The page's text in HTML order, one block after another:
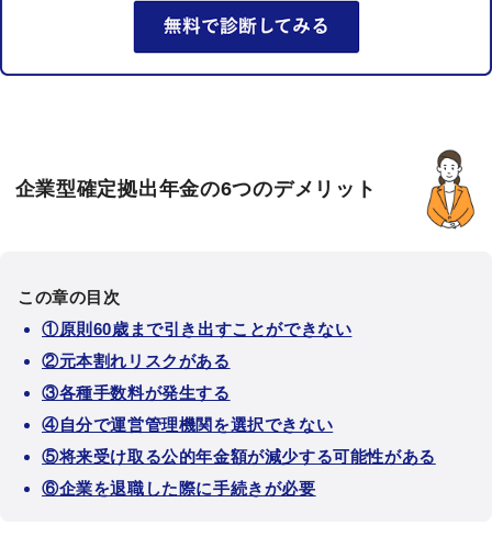
企業型確定拠出年金の6つのデメリット
この章の目次
①原則60歳まで引き出すことができない
②元本割れリスクがある
③各種手数料が発生する
④自分で運営管理機関を選択できない
⑤将来受け取る公的年金額が減少する可能性がある
⑥企業を退職した際に手続きが必要